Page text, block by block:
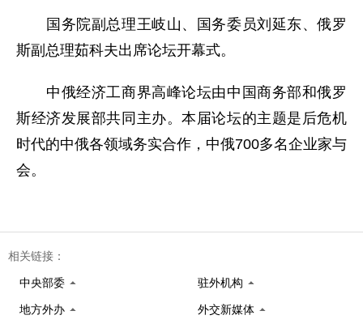
国务院副总理王岐山、国务委员刘延东、俄罗
斯副总理茹科夫出席论坛开幕式。
中俄经济工商界高峰论坛由中国商务部和俄罗
斯经济发展部共同主办。本届论坛的主题是后危机
时代的中俄各领域务实合作，中俄700多名企业家与
会。
相关链接：
中央部委 驻外机构
地方外办 外交新媒体